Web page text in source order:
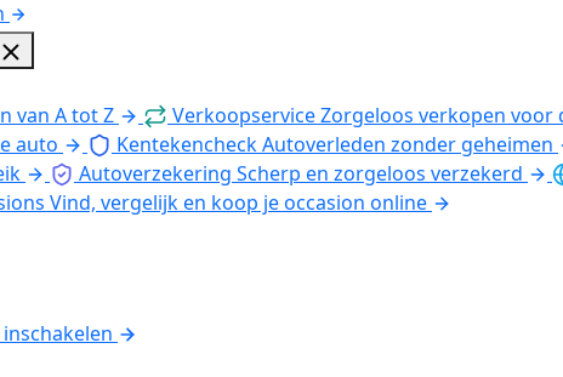
van A tot Z VerkoopserviceZorgeloos verkopen voor
auto KentekencheckAutoverleden zonder geheimen
Autoverzekering Scherp en zorgeloos verzekerd
Vind, vergelijk en koop je occasion online